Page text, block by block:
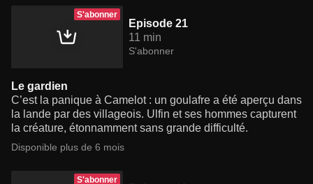
S'abonner
Episode 21
11 min
S'abonner
Le gardien
C’est la panique à Camelot : un goulafre a été aperçu dans
la lande par des villageois. Ulfin et ses hommes capturent
la créature, étonnamment sans grande difficulté.
Disponible plus de 6 mois
S'abonner